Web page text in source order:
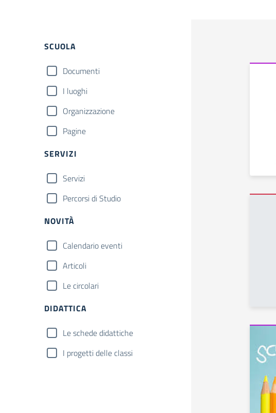
Filtri
SCUOLA
Documenti
I luoghi
Organizzazione
Pagine
SERVIZI
Servizi
Percorsi di Studio
NOVITÀ
Calendario eventi
Articoli
Le circolari
DIDATTICA
Le schede didattiche
I progetti delle classi